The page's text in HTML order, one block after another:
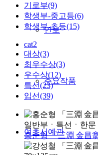
연보
주요작품
여초서예관
기로부(9)
학생부-중고등(6)
학생부-초등(15)
cat2
대상(3)
최우수상(3)
우수상(12)
특선(23)
입선(39)
일반부 ㆍ 특선 ㆍ 한문
홍순형 「三淵 金昌